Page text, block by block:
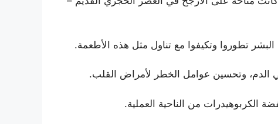
تطوروا وتكيفوا مع تناول مثل هذه الأطعمة.
الدم، وتحسين عوامل الخطر لأمراض القلب.
الكربوهيدرات من الناحية العملية.